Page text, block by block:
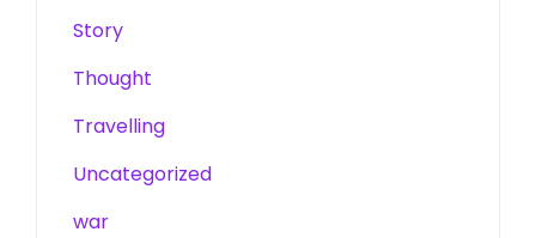
Story
Thought
Travelling
Uncategorized
war